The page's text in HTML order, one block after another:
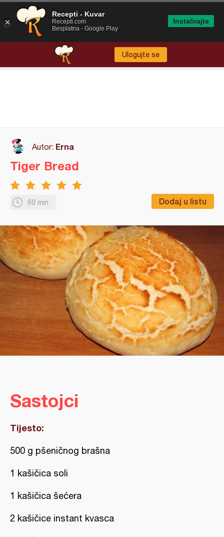
Ulogujte se
Autor: Erna
60 min Dodaj u listu
Tiger Bread
Sastojci
Tijesto:
500 g pšeničnog brašna
1 kašičica soli
1 kašičica šećera
2 kašičice instant kvasca
Recepti - Kuvar
Recepti.com
Besplatna - Google Play
Instalirajte